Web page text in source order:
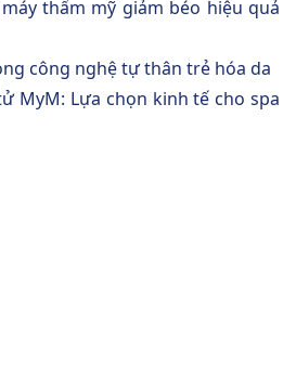
thẩm mỹ giảm béo hiệu quả
công nghệ tự thân trẻ hóa da
MyM: Lựa chọn kinh tế cho spa